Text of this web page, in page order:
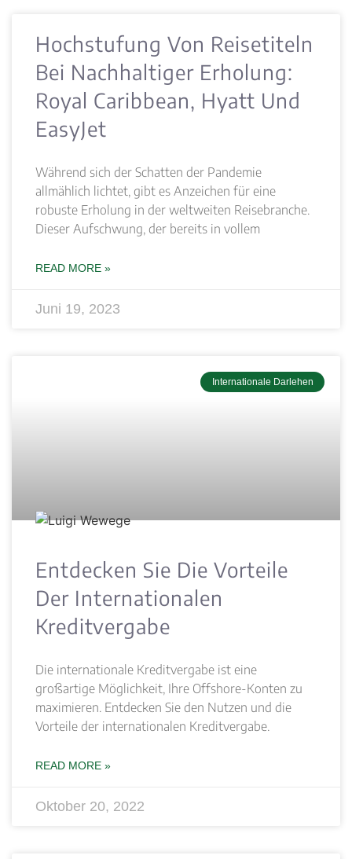
Hochstufung Von Reisetiteln
Bei Nachhaltiger Erholung:
Royal Caribbean, Hyatt Und
EasyJet
Während sich der Schatten der Pandemie
allmählich lichtet, gibt es Anzeichen für eine
robuste Erholung in der weltweiten Reisebranche.
Dieser Aufschwung, der bereits in vollem
READ MORE »
Juni 19, 2023
Internationale Darlehen
Entdecken Sie Die Vorteile
Der Internationalen
Kreditvergabe
Die internationale Kreditvergabe ist eine
großartige Möglichkeit, Ihre Offshore-Konten zu
maximieren. Entdecken Sie den Nutzen und die
Vorteile der internationalen Kreditvergabe.
READ MORE »
Oktober 20, 2022